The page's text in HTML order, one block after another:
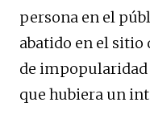
persona en el
abatido en el sitio
de impopularidad
que hubiera un